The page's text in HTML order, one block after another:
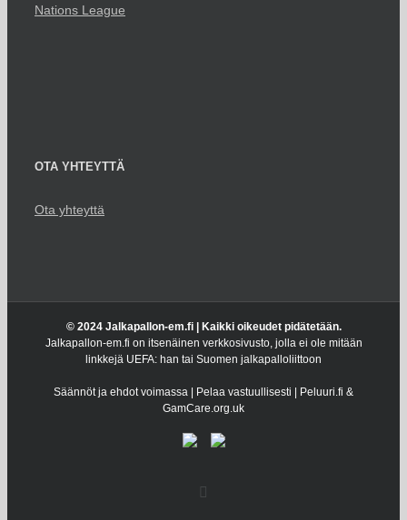
Nations League
OTA YHTEYTTÄ
Ota yhteyttä
© 2024 Jalkapallon-em.fi | Kaikki oikeudet pidätetään.
Jalkapallon-em.fi on itsenäinen verkkosivusto, jolla ei ole mitään
linkkejä UEFA: han tai Suomen jalkapalloliittoon
Säännöt ja ehdot voimassa | Pelaa vastuullisesti | Peluuri.fi &
GamCare.org.uk